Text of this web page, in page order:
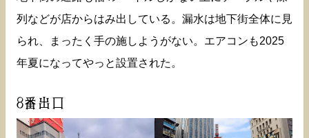
列などが店からはみ出している。漏水は地下街全体に見
られ、まったく手の施しようがない。エアコンも2025
年夏になってやっと設置された。
8番出口